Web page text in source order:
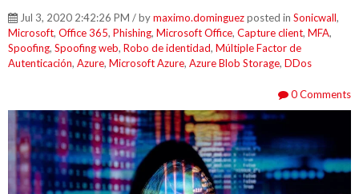
Jul 3, 2020 2:42:26 PM / bymaximo.dominguezposted in Sonicwall,
Microsoft, Office 365, Phishing, Microsoft Office, Capture client, MFA,
Spoofing, Spoofing web, Robo de identidad, Múltiple Factor de
Autenticación, Azure, Microsoft Azure, Azure Blob Storage, DDos
0 Comments